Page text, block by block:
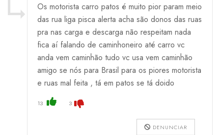
Os motorista carro patos é muito pior param meio
das rua liga pisca alerta acha são donos das ruas
pra nas carga e descarga não respeitam nada
fica aí falando de caminhoneiro até carro vc
anda vem caminhão tudo vc usa vem caminhão
amigo se nós para Brasil para os piores motorista
e ruas mal feita , tá em patos se tá doido
13 3
DENUNCIAR